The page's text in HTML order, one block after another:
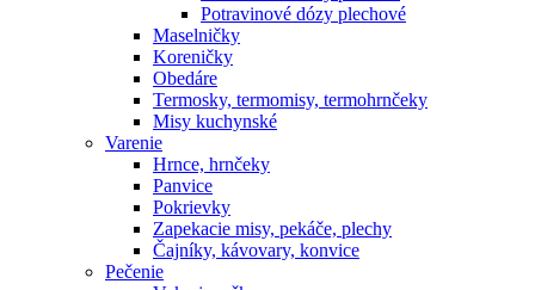
Potravinové dózy plechové
Maselničky
Koreničky
Obedáre
Termosky, termomisy, termohrnčeky
Misy kuchynské
Varenie
Hrnce, hrnčeky
Panvice
Pokrievky
Zapekacie misy, pekáče, plechy
Čajníky, kávovary, konvice
Pečenie